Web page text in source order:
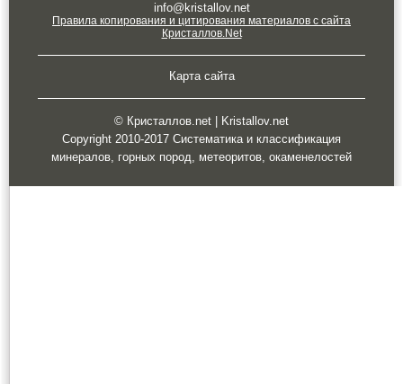
info@kristallov.net
Правила копирования и цитирования материалов с сайта
Кристаллов.Net
Карта сайта
© Кристаллов.net | Kristallov.net
Copyright 2010-2017 Систематика и классификация
минералов, горных пород, метеоритов, окаменелостей